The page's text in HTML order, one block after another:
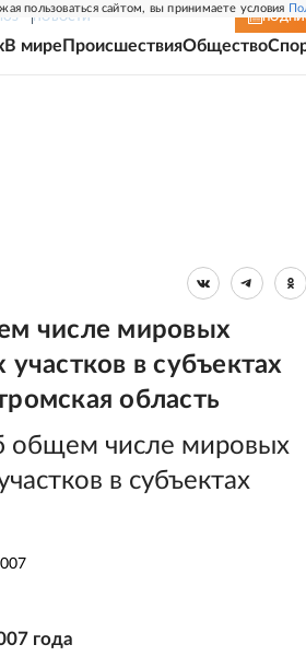
пользоваться сайтом, вы принимаете условия
НОВОСТИ
В мире ПроисшествияОбщество
числе мировых
в субъектах
область
общем числе мировых
в субъектах
года